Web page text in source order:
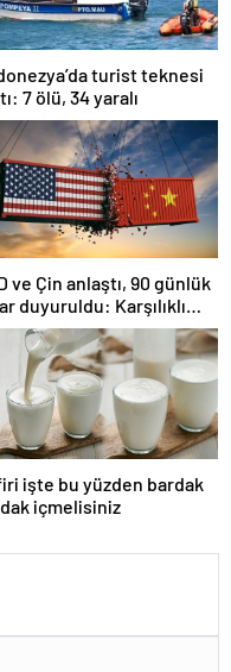
turist teknesi
7 ölü, 34 yaralı
ve Çin anlaştı, 90 günlük
duyuruldu: Karşılıklı
indirimi geldi!
işte bu yüzden bardak
içmelisiniz